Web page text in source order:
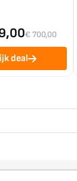
€ 700,00
deal